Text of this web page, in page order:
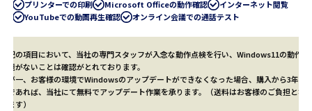
プリンターでの印刷 Microsoft Officeの動作確認
インターネット閲覧
YouTubeでの動画再生確認
オンライン会議での通話テスト
上記の項目において、当社の専門スタッフが入念な動作点検を行い、Windows11の動作に
問題がないことは確認がとれております。
万が一、お客様の環境でWindowsのアップデートができなくなった場合、購入から3年以
内であれば、当社にて無料でアップデート作業を承ります。（送料はお客様のご負担とな
ります）